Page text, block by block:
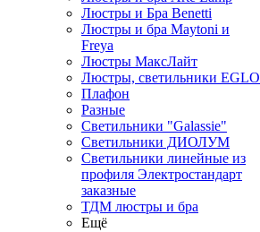
Люстры и Бра Benetti
Люстры и бра Maytoni и
Freya
Люстры МаксЛайт
Люстры, светильники EGLO
Плафон
Разные
Светильники "Galassie"
Светильники ДИОЛУМ
Светильники линейные из
профиля Электростандарт
заказные
ТДМ люстры и бра
Ещё